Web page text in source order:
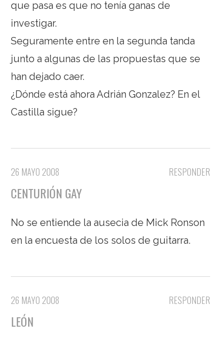
que pasa es que no tenía ganas de
investigar.
Seguramente entre en la segunda tanda
junto a algunas de las propuestas que se
han dejado caer.
¿Dónde está ahora Adrián Gonzalez? En el
Castilla sigue?
RESPONDER
26 MAYO 2008
CENTURIÓN GAY
No se entiende la ausecia de Mick Ronson
en la encuesta de los solos de guitarra.
RESPONDER
26 MAYO 2008
LEÓN